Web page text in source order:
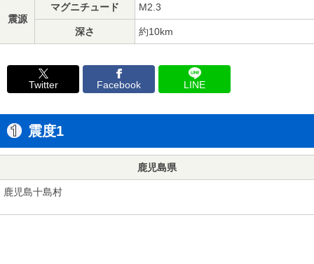
震源
マグニチュード M2.3
深さ 約10km
Twitter Facebook LINE
震度1
鹿児島県
鹿児島十島村